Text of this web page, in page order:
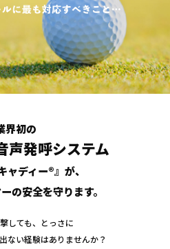
界初の
声発呼システム
ャディー®』が、
の安全を守ります。
しても、とっさに
ない経験はありませんか？